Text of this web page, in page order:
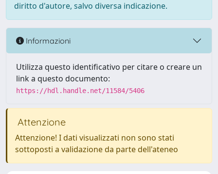
diritto d'autore, salvo diversa indicazione.
Informazioni
Utilizza questo identificativo per citare o creare un
link a questo documento:
https://hdl.handle.net/11584/5406
Attenzione
Attenzione! I dati visualizzati non sono stati
sottoposti a validazione da parte dell'ateneo